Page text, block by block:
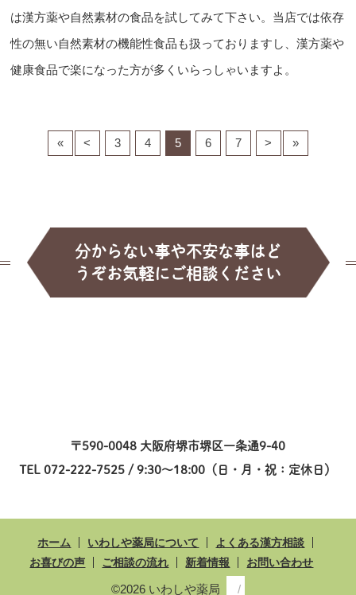
は漢方薬や自然素材の食品を試してみて下さい。当店では依存
性の無い自然素材の機能性食品も扱っておりますし、漢方薬や
健康食品で楽になった方が多くいらっしゃいますよ。
« < 3 4 5 6 7 > »
分からない事や不安な事はど
うぞお気軽にご相談ください
〒590-0048 大阪府堺市堺区一条通9-40
TEL 072-222-7525 / 9:30～18:00（日・月・祝：定休日）
ホーム いわしや薬局について
よくある漢方相談
お喜びの声
ご相談の流れ 新着情報 お問い合わせ
©2026 いわしや薬局